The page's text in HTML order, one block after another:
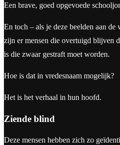
Een brave, goed opgevoede
En toch – als je deze beelden aan de
zijn er mensen die overtuigd blijven
is die zwaar gestraft moet worden.
Hoe is dat in vredesnaam mogelijk?
Het is het verhaal in hun hoofd.
Ziende blind
Deze mensen hebben zich zo